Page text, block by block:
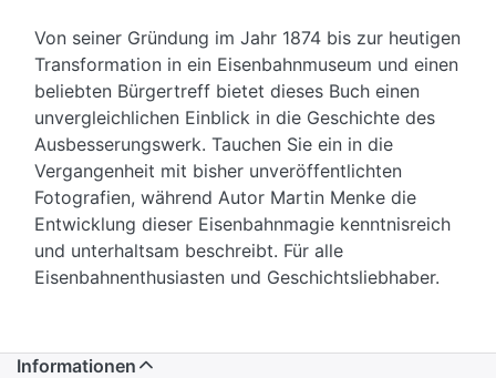
Von seiner Gründung im Jahr 1874 bis zur heutigen
Transformation in ein Eisenbahnmuseum und einen
beliebten Bürgertreff bietet dieses Buch einen
unvergleichlichen Einblick in die Geschichte des
Ausbesserungswerk. Tauchen Sie ein in die
Vergangenheit mit bisher unveröffentlichten
Fotografien, während Autor Martin Menke die
Entwicklung dieser Eisenbahnmagie kenntnisreich
und unterhaltsam beschreibt. Für alle
Eisenbahnenthusiasten und Geschichtsliebhaber.
Informationen